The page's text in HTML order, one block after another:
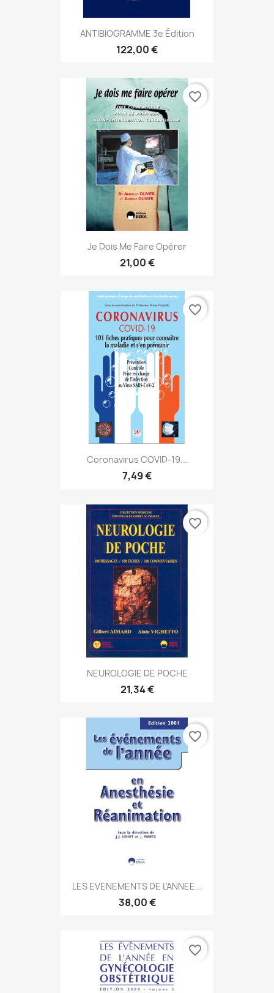
ANTIBIOGRAMME 3e Édition
122,00 €
Je Dois Me Faire Opérer
21,00 €
favorite_border
Coronavirus COVID-19...
7,49 €
favorite_border
NEUROLOGIE DE POCHE
21,34 €
favorite_border
LES EVENEMENTS DE L'ANNEE...
38,00 €
favorite_border
favorite_border